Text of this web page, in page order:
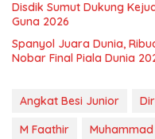
Disdik Sumut Dukung
Guna 2026
Spanyol Juara Dunia,
Nobar Final Piala Dunia
Angkat Besi Junior
M Faathir